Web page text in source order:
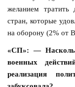
желанием тратить
стран, которые
на оборону (2% от
«СП»: —
военных
реализация